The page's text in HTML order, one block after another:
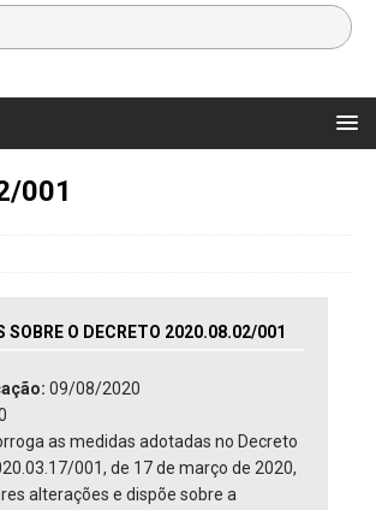
001
SOBRE O DECRETO 2020.08.02/001
09/08/2020
as medidas adotadas no Decreto
001, de 17 de março de 2020,
alterações e dispõe sobre a